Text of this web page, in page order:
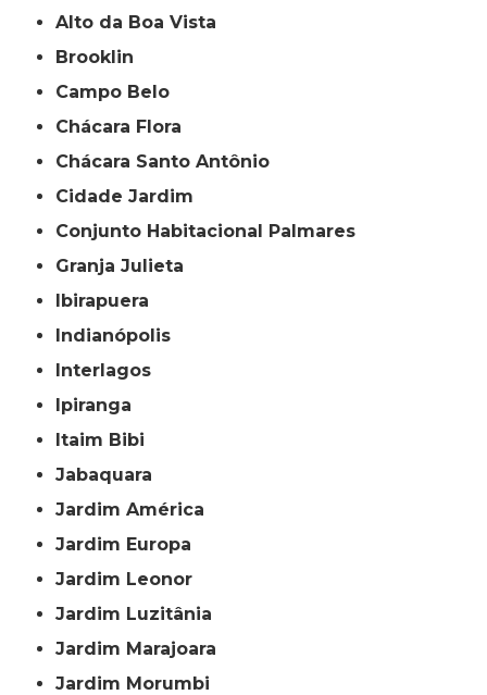
Alto da Boa Vista
Brooklin
Campo Belo
Chácara Flora
Chácara Santo Antônio
Cidade Jardim
Conjunto Habitacional Palmares
Granja Julieta
Ibirapuera
Indianópolis
Interlagos
Ipiranga
Itaim Bibi
Jabaquara
Jardim América
Jardim Europa
Jardim Leonor
Jardim Luzitânia
Jardim Marajoara
Jardim Morumbi